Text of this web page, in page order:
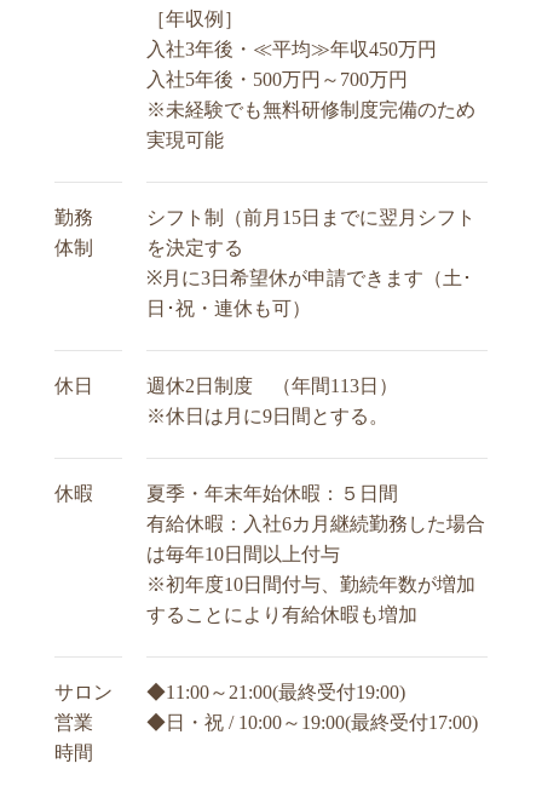
［年収例］
入社3年後・≪平均≫年収450万円
入社5年後・500万円～700万円
※未経験でも無料研修制度完備のため
実現可能
勤務
体制
シフト制（前月15日までに翌月シフト
を決定する
※月に3日希望休が申請できます（土･
日･祝・連休も可）
休日
週休2日制度 （年間113日）
※休日は月に9日間とする。
休暇
夏季・年末年始休暇：５日間
有給休暇：入社6カ月継続勤務した場合
は毎年10日間以上付与
※初年度10日間付与、勤続年数が増加
することにより有給休暇も増加
サロン
営業
時間
◆11:00～21:00(最終受付19:00)
◆日・祝 / 10:00～19:00(最終受付17:00)